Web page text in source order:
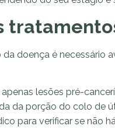
doença é necessário
lesões pré-
da porção do colo de
para verificar se não